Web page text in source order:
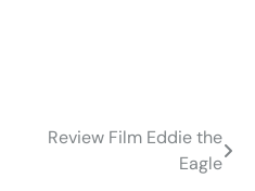
Review Film Eddie the
Eagle